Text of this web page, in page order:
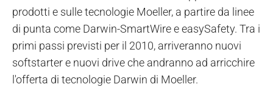
prodotti e sulle tecnologie Moeller, a partire da linee
di punta come Darwin-SmartWire e easySafety. Tra i
primi passi previsti per il 2010, arriveranno nuovi
softstarter e nuovi drive che andranno ad arricchire
l'offerta di tecnologie Darwin di Moeller.